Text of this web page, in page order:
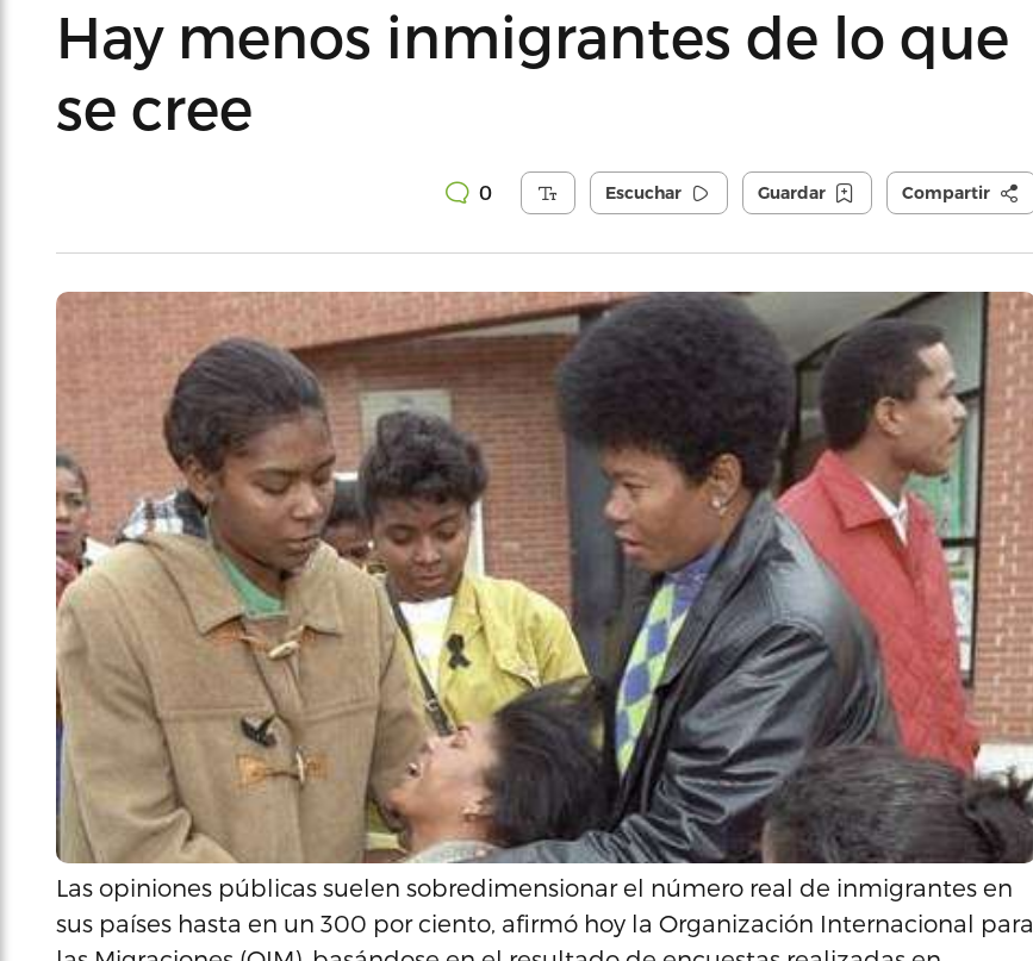
Hay menos inmigrantes de lo que
se cree
0 Escuchar Guardar Compartir
Las opiniones públicas suelen sobredimensionar el número real de inmigrantes en
sus países hasta en un 300 por ciento, afirmó hoy la Organización Internacional para